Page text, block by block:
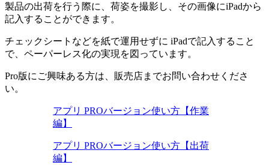
製品の出荷を行う際に、荷姿を撮影し、その画像にiPadから
記入することができます。
チェックシートなどを紙で運用せずに iPadで記入すること
で、ペーパーレス化の実現を図っています。
Pro版にご興味ある方は、販売店までお問い合わせくださ
い。
アプリ PROバージョン使い方【作業
編】
アプリ PROバージョン使い方【出荷
編】